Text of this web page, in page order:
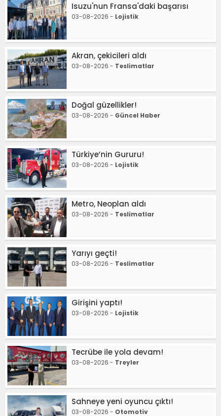
Isuzu'nun Fransa'daki başarısı
03-08-2026 - Lojistik
Akran, çekicileri aldı
03-08-2026 - Teslimatlar
Doğal güzellikler!
03-08-2026 - Güncel Haber
Türkiye’nin Gururu!
03-08-2026 - Lojistik
Metro, Neoplan aldı
03-08-2026 - Teslimatlar
Yarıyı geçti!
03-08-2026 - Teslimatlar
Girişini yaptı!
03-08-2026 - Lojistik
Tecrübe ile yola devam!
03-08-2026 - Treyler
Sahneye yeni oyuncu çıktı!
03-08-2026 - Otomotiv